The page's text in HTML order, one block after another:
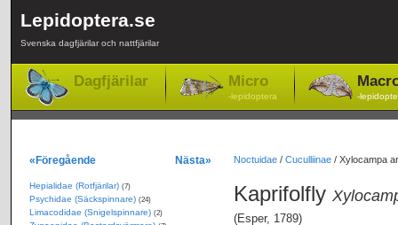
Lepidoptera.se
Svenska dagfjärilar och nattfjärilar
Dagfjärilar Micro
-lepidoptera -
Noctuidae/ Cuculliinae/ Xylocampa
Kaprifolfly
(Esper, 1789)
«Föregående Nästa»
Hepialidae (Rotfjärilar) (7)
Psychidae (Säckspinnare) (24)
Limacodidae (Snigelspinnare) (2)